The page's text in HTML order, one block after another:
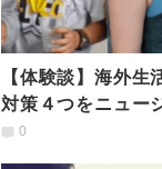
【体験談】海外生
対策４つをニュー
ーが考えた
0